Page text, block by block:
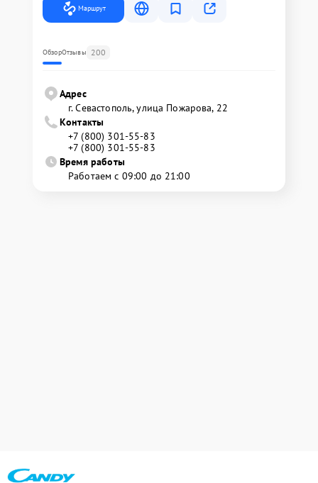
Маршрут
ОбзорОтзывы 200
Адрес
г. Севастополь, улица Пожарова, 22
Контакты
+7 (800) 301-55-83
+7 (800) 301-55-83
Время работы
Работаем с 09:00 до 21:00